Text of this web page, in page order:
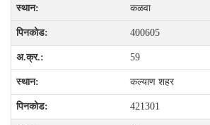
कळवा
400605
59
कल्याण शहर
421301